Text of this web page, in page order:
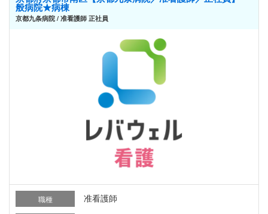
般病院★病棟
京都九条病院 / 准看護師 正社員
職種 准看護師